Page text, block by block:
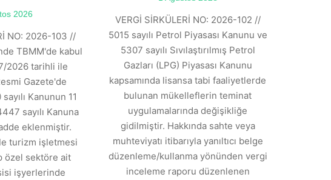
2026
NO: 2026-103 //
TBMM'de kabul
2026 tarihli ile
Gazete'de
Kanunun 11
sayılı Kanuna
eklenmiştir.
turizm işletmesi
özel sektöre ait
işyerlerinde
VERGİ SİRKÜLERİ NO: 2026-102 //
5015 sayılı Petrol Piyasası Kanunu ve
5307 sayılı Sıvılaştırılmış Petrol
Gazları (LPG) Piyasası Kanunu
kapsamında lisansa tabi faaliyetlerde
bulunan mükelleflerin teminat
uygulamalarında değişikliğe
gidilmiştir. Hakkında sahte veya
muhteviyatı itibarıyla yanıltıcı belge
düzenleme/kullanma yönünden vergi
inceleme raporu düzenlenen